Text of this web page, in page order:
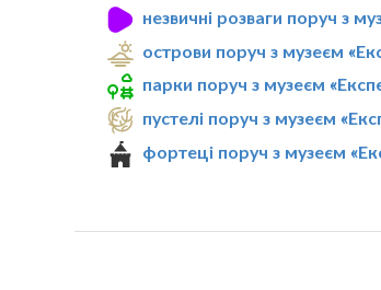
незвичні розваги поруч з
острови поруч з музеєм
парки поруч з музеєм
пустелі поруч з музеєм
фортеці поруч з музеєм